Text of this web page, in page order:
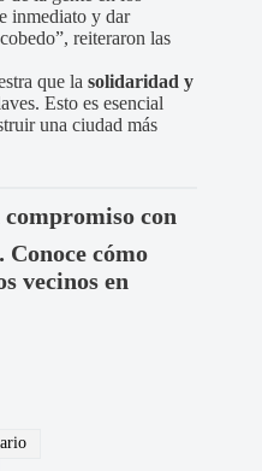
inmediato y dar
reiteraron las
que la solidaridad y
Esto es esencial
una ciudad más
con
cómo
vecinos en